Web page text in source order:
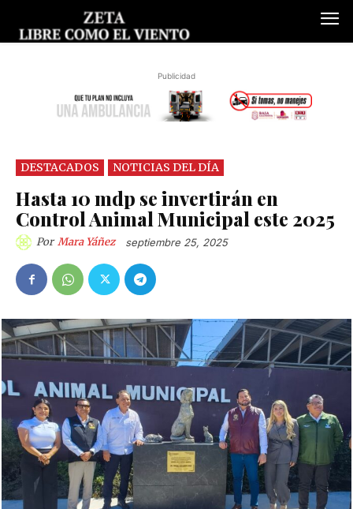
Publicidad
DESTACADOS NOTICIAS DEL DÍA
Hasta 10 mdp se invertirán en
Control Animal Municipal este 2025
Por Mara Yáñez septiembre 25, 2025